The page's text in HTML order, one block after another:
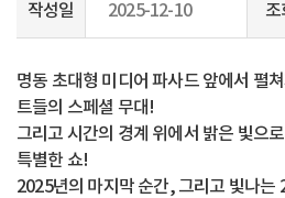
작성일 2025-12-10 조
명동 초대형 미디어 파사드 앞에서 펼
트들의 스페셜 무대!
그리고 시간의 경계 위에서 밝은 빛으
특별한 쇼!
2025년의 마지막 순간, 그리고 빛나는